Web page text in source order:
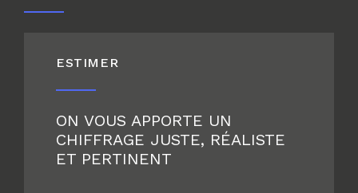
ESTIMER
ON VOUS APPORTE UN
CHIFFRAGE JUSTE, RÉALISTE
ET PERTINENT